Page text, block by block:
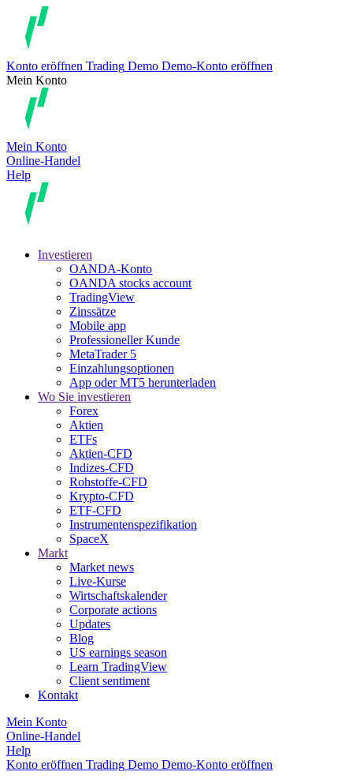
Konto eröffnen Trading Demo Demo-Konto eröffnen
Mein Konto
Mein Konto
Online-Handel
Help
Investieren
OANDA-Konto
OANDA stocks account
TradingView
Zinssätze
Mobile app
Professioneller Kunde
MetaTrader 5
Einzahlungsoptionen
App oder MT5 herunterladen
Wo Sie investieren
Forex
Aktien
ETFs
Aktien-CFD
Indizes-CFD
Rohstoffe-CFD
Krypto-CFD
ETF-CFD
Instrumentenspezifikation
SpaceX
Markt
Market news
Live-Kurse
Wirtschaftskalender
Corporate actions
Updates
Blog
US earnings season
Learn TradingView
Client sentiment
Kontakt
Mein Konto
Online-Handel
Help
Konto eröffnen Trading Demo Demo-Konto eröffnen